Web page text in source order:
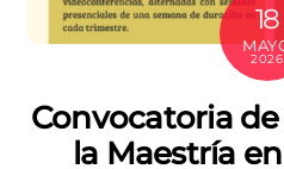
18
2026
Convocatoria
la Maestría